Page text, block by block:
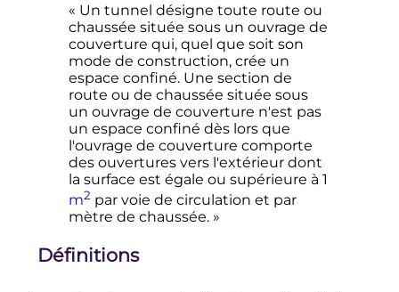
« Un tunnel désigne toute route ou
chaussée située sous un ouvrage de
couverture qui, quel que soit son
mode de construction, crée un
espace confiné. Une section de
route ou de chaussée située sous
un ouvrage de couverture n'est pas
un espace confiné dès lors que
l'ouvrage de couverture comporte
des ouvertures vers l'extérieur dont
la surface est égale ou supérieure à 1
m2 par voie de circulation et par
mètre de chaussée. »
Définitions